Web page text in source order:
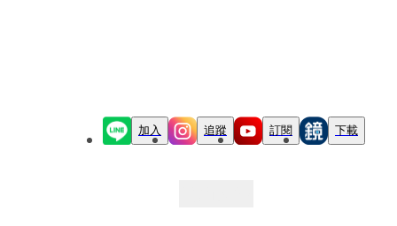
加入 追蹤 訂閱 下載